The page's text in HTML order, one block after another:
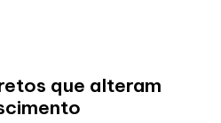
que alteram